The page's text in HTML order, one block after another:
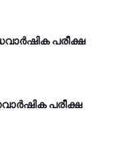
പരീക്ഷ
പരീക്ഷ